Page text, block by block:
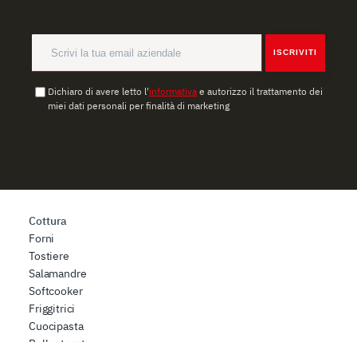
ISCRIVITI
Dichiaro di avere letto l'informativa e autorizzo il trattamento dei
miei dati personali per finalità di marketing
Cottura
Forni
Tostiere
Salamandre
Softcooker
Friggitrici
Cuocipasta